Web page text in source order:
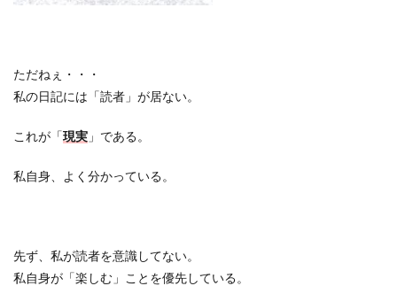
ただねぇ・・・
私の日記には「読者」が居ない。
これが「現実 」である。
私自身、よく分かっている。
先ず、私が読者を意識してない。
私自身が「楽しむ」ことを優先している。